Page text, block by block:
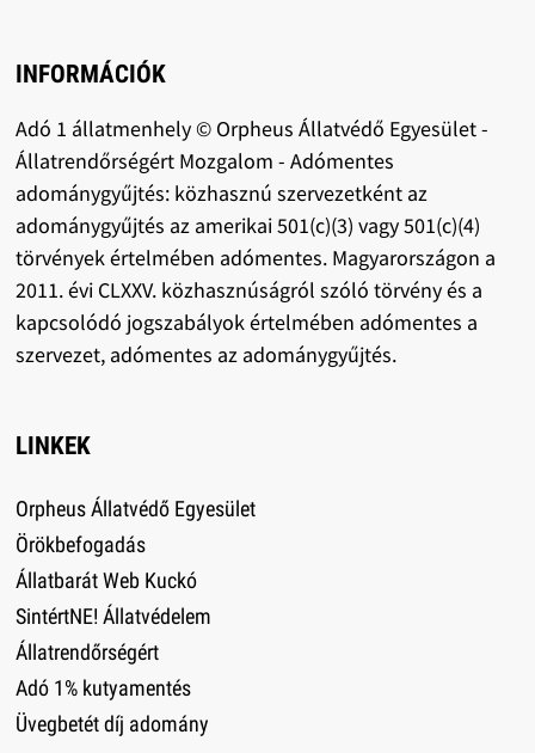
INFORMÁCIÓK
Adó 1 állatmenhely © Orpheus Állatvédő Egyesület -
Állatrendőrségért Mozgalom - Adómentes
adománygyűjtés: közhasznú szervezetként az
adománygyűjtés az amerikai 501(c)(3) vagy 501(c)(4)
törvények értelmében adómentes. Magyarországon a
2011. évi CLXXV. közhasznúságról szóló törvény és a
kapcsolódó jogszabályok értelmében adómentes a
szervezet, adómentes az adománygyűjtés.
LINKEK
Orpheus Állatvédő Egyesület
Örökbefogadás
Állatbarát Web Kuckó
SintértNE! Állatvédelem
Állatrendőrségért
Adó 1% kutyamentés
Üvegbetét díj adomány